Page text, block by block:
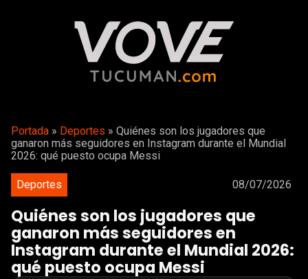
Portada » Deportes » Quiénes son los jugadores que
ganaron más seguidores en Instagram durante el Mundial
2026: qué puesto ocupa Messi
Deportes 08/07/2026
Quiénes son los jugadores que
ganaron más seguidores en
Instagram durante el Mundial 2026:
qué puesto ocupa Messi